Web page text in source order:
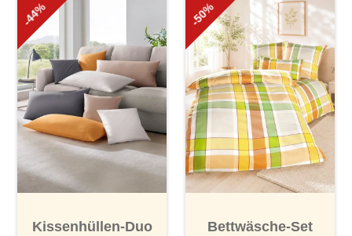
-44%
Kissenhüllen-Duo
-50%
Bettwäsche-Set